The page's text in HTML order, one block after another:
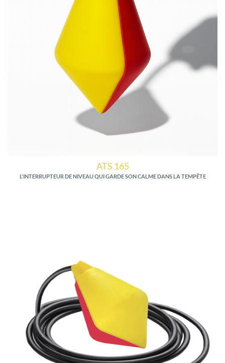
ATS 165
L'INTERRUPTEUR DE NIVEAU QUI GARDE SON CALME DANS LA TEMPÊTE